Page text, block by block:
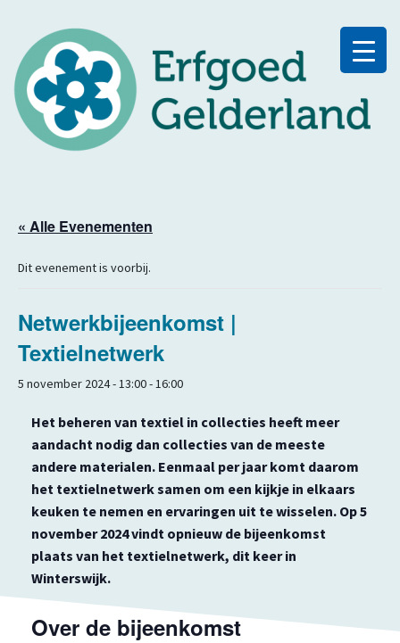
« Alle Evenementen
Dit evenement is voorbij.
Netwerkbijeenkomst |
Textielnetwerk
5 november 2024 - 13:00-16:00
Het beheren van textiel in collecties heeft meer
aandacht nodig dan collecties van de meeste
andere materialen. Eenmaal per jaar komt daarom
het textielnetwerk samen om een kijkje in elkaars
keuken te nemen en ervaringen uit te wisselen. Op 5
november 2024 vindt opnieuw de bijeenkomst
plaats van het textielnetwerk, dit keer in
Winterswijk.
Over de bijeenkomst